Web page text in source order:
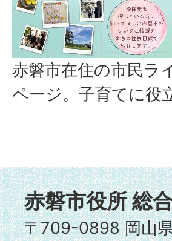
赤磐市在住の市民ラ
ページ。子育てに役
赤磐市役所 総
〒709-0898 岡山